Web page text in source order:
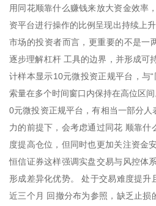
用同花顺靠什么赚钱来放大资金效率
资平台进行操作的比例呈现出持续上
市场的投资者而言，更重要的不是一
逐步理解杠杆 工具的边界，并形成可
计样本显示10元微投资正规平台，与
索量在多个时间窗口内保持在高位区
0元微投资正规平台，有相当一部分
力的前提下，会考虑通过同花 顺靠什
度提高仓位，但同时也更加关注资金
恒信证券这样强调实盘交易与风控体
形成差异化优势。 处于交易难度提升
近三个月 回撤分布为参照，缺乏止损